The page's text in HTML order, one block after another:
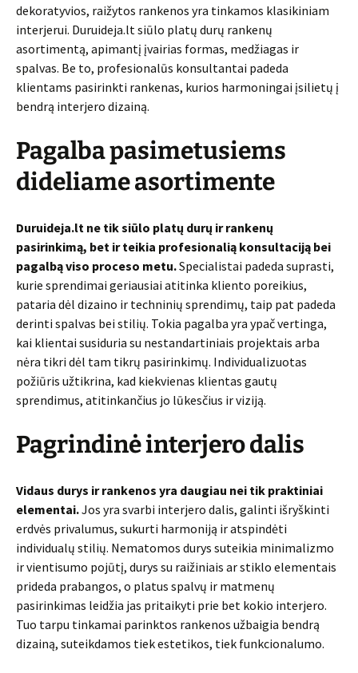
dekoratyvios, raižytos rankenos yra tinkamos klasikiniam
interjerui. Duruideja.lt siūlo platų durų rankenų
asortimentą, apimantį įvairias formas, medžiagas ir
spalvas. Be to, profesionalūs konsultantai padeda
klientams pasirinkti rankenas, kurios harmoningai įsilietų į
bendrą interjero dizainą.
Pagalba pasimetusiems
dideliame asortimente
Duruideja.lt ne tik siūlo platų durų ir rankenų
pasirinkimą, bet ir teikia profesionalią konsultaciją bei
pagalbą viso proceso metu.Specialistai padeda suprasti,
kurie sprendimai geriausiai atitinka kliento poreikius,
pataria dėl dizaino ir techninių sprendimų, taip pat padeda
derinti spalvas bei stilių. Tokia pagalba yra ypač vertinga,
kai klientai susiduria su nestandartiniais projektais arba
nėra tikri dėl tam tikrų pasirinkimų. Individualizuotas
požiūris užtikrina, kad kiekvienas klientas gautų
sprendimus, atitinkančius jo lūkesčius ir viziją.
Pagrindinė interjero dalis
Vidaus durys ir rankenos yra daugiau nei tik praktiniai
elementai.Jos yra svarbi interjero dalis, galinti išryškinti
erdvės privalumus, sukurti harmoniją ir atspindėti
individualų stilių. Nematomos durys suteikia minimalizmo
ir vientisumo pojūtį, durys su raižiniais ar stiklo elementais
prideda prabangos, o platus spalvų ir matmenų
pasirinkimas leidžia jas pritaikyti prie bet kokio interjero.
Tuo tarpu tinkamai parinktos rankenos užbaigia bendrą
dizainą, suteikdamos tiek estetikos, tiek funkcionalumo.